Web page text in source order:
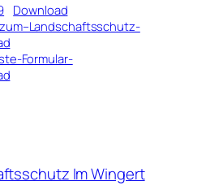
Download
Formular-
Im Wingert